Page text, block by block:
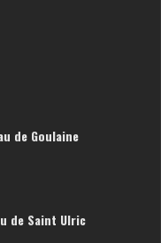
de Goulaine
de Saint Ulric